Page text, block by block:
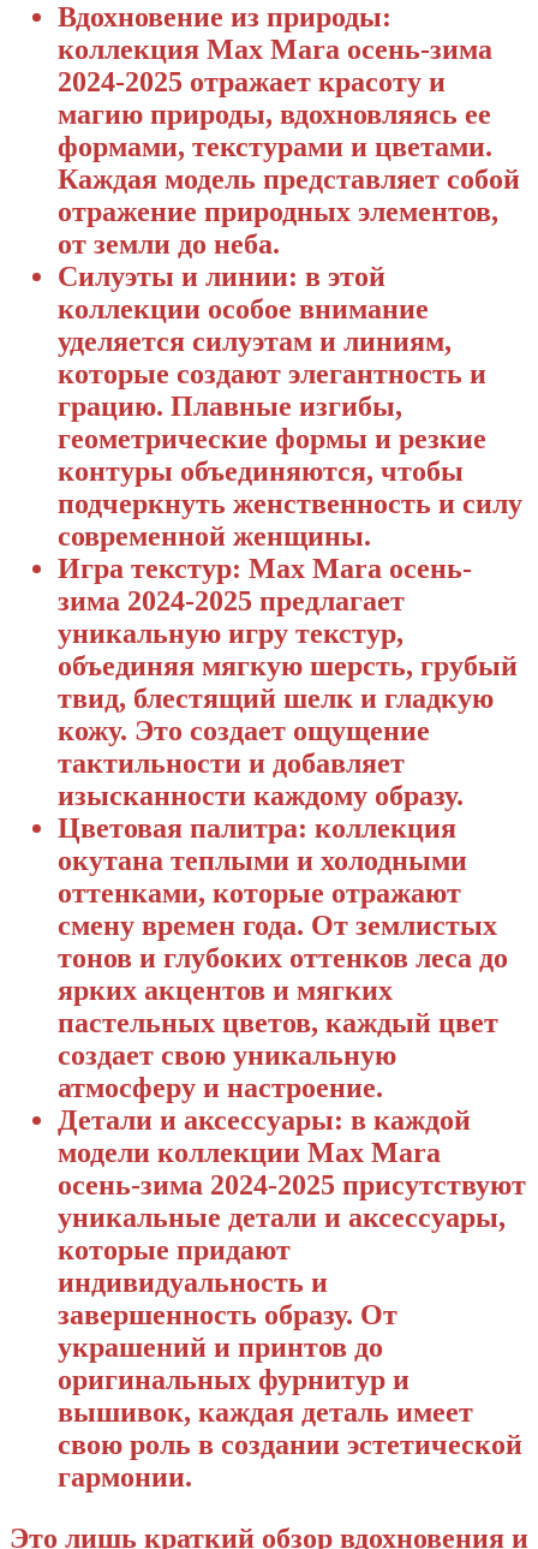
Вдохновение из природы:
коллекция Max Mara осень-зима
2024-2025 отражает красоту и
магию природы, вдохновляясь ее
формами, текстурами и цветами.
Каждая модель представляет собой
отражение природных элементов,
от земли до неба.
Силуэты и линии: в этой
коллекции особое внимание
уделяется силуэтам и линиям,
которые создают элегантность и
грацию. Плавные изгибы,
геометрические формы и резкие
контуры объединяются, чтобы
подчеркнуть женственность и силу
современной женщины.
Игра текстур: Max Mara осень-
зима 2024-2025 предлагает
уникальную игру текстур,
объединяя мягкую шерсть, грубый
твид, блестящий шелк и гладкую
кожу. Это создает ощущение
тактильности и добавляет
изысканности каждому образу.
Цветовая палитра: коллекция
окутана теплыми и холодными
оттенками, которые отражают
смену времен года. От землистых
тонов и глубоких оттенков леса до
ярких акцентов и мягких
пастельных цветов, каждый цвет
создает свою уникальную
атмосферу и настроение.
Детали и аксессуары: в каждой
модели коллекции Max Mara
осень-зима 2024-2025 присутствуют
уникальные детали и аксессуары,
которые придают
индивидуальность и
завершенность образу. От
украшений и принтов до
оригинальных фурнитур и
вышивок, каждая деталь имеет
свою роль в создании эстетической
гармонии.
Это лишь краткий обзор вдохновения и